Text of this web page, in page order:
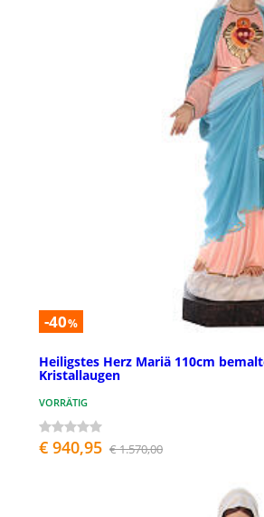
-40%
Heiligstes Herz Mariä 110cm
Kristallaugen
VORRÄTIG
€ 940,95 € 1.570,00